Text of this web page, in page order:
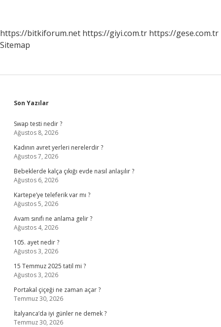
https://bitkiforum.net https://giyi.com.tr https://gese.com.tr
Sitemap
Sidebar
Son Yazılar
Swap testi nedir ?
Ağustos 8, 2026
Kadının avret yerleri nerelerdir ?
Ağustos 7, 2026
Bebeklerde kalça çıkığı evde nasıl anlaşılır ?
Ağustos 6, 2026
Kartepe’ye teleferik var mı ?
Ağustos 5, 2026
Avam sınıfı ne anlama gelir ?
Ağustos 4, 2026
105. ayet nedir ?
Ağustos 3, 2026
15 Temmuz 2025 tatil mi ?
Ağustos 3, 2026
Portakal çiçeği ne zaman açar ?
Temmuz 30, 2026
İtalyanca’da iyi günler ne demek ?
Temmuz 30, 2026